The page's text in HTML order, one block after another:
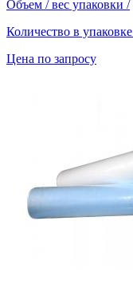
Объем / вес упаковки /
Количество в упаковке
Цена по запросу